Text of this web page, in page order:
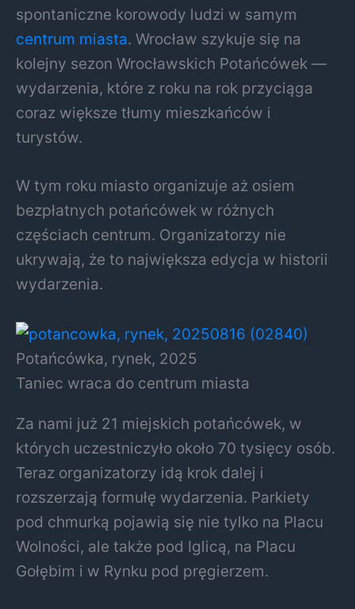
spontaniczne korowody ludzi w samym
centrum miasta. Wrocław szykuje się na
kolejny sezon Wrocławskich Potańcówek —
wydarzenia, które z roku na rok przyciąga
coraz większe tłumy mieszkańców i
turystów.
W tym roku miasto organizuje aż osiem
bezpłatnych potańcówek w różnych
częściach centrum. Organizatorzy nie
ukrywają, że to największa edycja w historii
wydarzenia.
Potańcówka, rynek, 2025
Taniec wraca do centrum miasta
Za nami już 21 miejskich potańcówek, w
których uczestniczyło około 70 tysięcy osób.
Teraz organizatorzy idą krok dalej i
rozszerzają formułę wydarzenia. Parkiety
pod chmurką pojawią się nie tylko na Placu
Wolności, ale także pod Iglicą, na Placu
Gołębim i w Rynku pod pręgierzem.